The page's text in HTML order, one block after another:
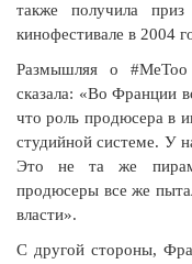
также получила
кинофестивале в 2004
Размышляя о #MeToo
сказала: «Во Франции
что роль продюсера в
студийной системе. У
Это не та же
продюсеры все же
власти».
С другой стороны,